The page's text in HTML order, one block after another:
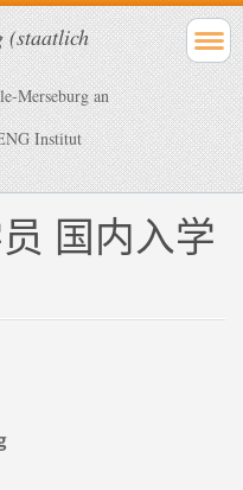
(staatlich
Merseburg an
Institut
国内入学